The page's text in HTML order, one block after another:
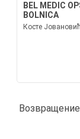
BEL MEDIC
BOLNICA
Косте
Возвращение